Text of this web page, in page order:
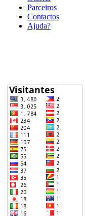
Parceiros
Contactos
Ajuda?